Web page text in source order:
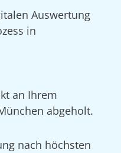
Auswertung
in
an Ihrem
abgeholt.
nach höchsten